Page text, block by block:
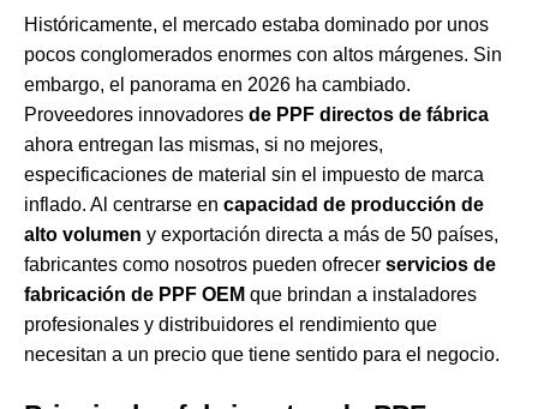
Históricamente, el mercado estaba dominado por unos
pocos conglomerados enormes con altos márgenes. Sin
embargo, el panorama en 2026 ha cambiado.
Proveedores innovadores de PPF directos de fábrica
ahora entregan las mismas, si no mejores,
especificaciones de material sin el impuesto de marca
inflado. Al centrarse en capacidad de producción de
alto volumen y exportación directa a más de 50 países,
fabricantes como nosotros pueden ofrecer servicios de
fabricación de PPF OEM que brindan a instaladores
profesionales y distribuidores el rendimiento que
necesitan a un precio que tiene sentido para el negocio.